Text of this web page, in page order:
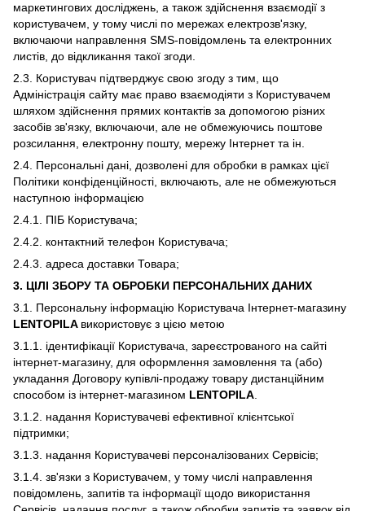
маркетингових досліджень, а також здійснення взаємодії з
користувачем, у тому числі по мережах електрозв'язку,
включаючи направлення SMS-повідомлень та електронних
листів, до відкликання такої згоди.
2.3. Користувач підтверджує свою згоду з тим, що
Адміністрація сайту має право взаємодіяти з Користувачем
шляхом здійснення прямих контактів за допомогою різних
засобів зв'язку, включаючи, але не обмежуючись поштове
розсилання, електронну пошту, мережу Інтернет та ін.
2.4. Персональні дані, дозволені для обробки в рамках цієї
Політики конфіденційності, включають, але не обмежуються
наступною інформацією
2.4.1. ПІБ Користувача;
2.4.2. контактний телефон Користувача;
2.4.3. адреса доставки Товара;
3. ЦІЛІ ЗБОРУ ТА ОБРОБКИ ПЕРСОНАЛЬНИХ ДАНИХ
3.1. Персональну інформацію Користувача Інтернет-магазину
LENTOPILA використовує з цією метою
3.1.1. ідентифікації Користувача, зареєстрованого на сайті
інтернет-магазину, для оформлення замовлення та (або)
укладання Договору купівлі-продажу товару дистанційним
способом із інтернет-магазином LENTOPILA
3.1.2. надання Користувачеві ефективної клієнтської
підтримки;
3.1.3. надання Користувачеві персоналізованих Сервісів;
3.1.4. зв'язки з Користувачем, у тому числі направлення
повідомлень, запитів та інформації щодо використання